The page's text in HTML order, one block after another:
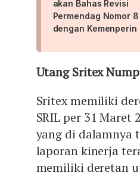
akan Bahas Revisi
Permendag Nomor 8
dengan Kemenperin
Utang Sritex
Sritex memiliki
SRIL per 31 Maret
yang di dalamnya
laporan kinerja
memiliki deretan